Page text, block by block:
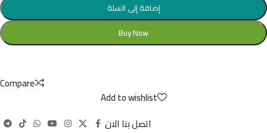
إضافة إلى السلة
Buy Now
Compare
Add to wishlist
اتصل بنا الان